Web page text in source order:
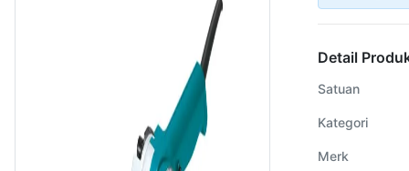
Detail
Satuan
Kategori
Merk